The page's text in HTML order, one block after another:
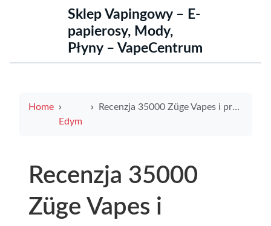
Sklep Vapingowy – E-
papierosy, Mody,
Płyny – VapeCentrum
Home
Edym
Recenzja 35000 Züge Vapes i praktyczny przewodnik po vape drip tips dla lepszego smaku i wygody
Recenzja 35000
Züge Vapes i